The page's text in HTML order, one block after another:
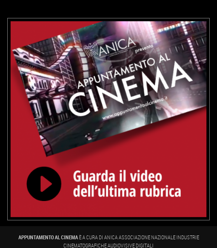
APPUNTAMENTO AL CINEMAÈ A CURA DI ANICA ASSOCIAZIONE NAZIONALE INDUSTRIE
CINEMATOGRAFICHE AUDIOVISIVE DIGITALI